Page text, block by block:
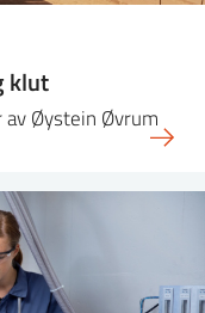
klut
av Øystein Øvrum